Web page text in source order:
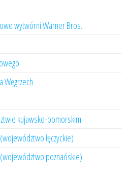
wytwórni Warner Bros.
Węgrzech
kujawsko-pomorskim
łęczyckie)
poznańskie)